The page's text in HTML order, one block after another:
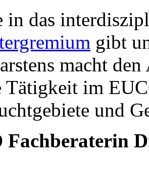
in das
gibt
macht
im
und
Fachberaterin